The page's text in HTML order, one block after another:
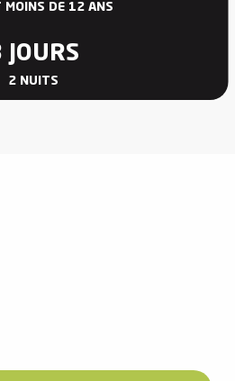
MOINS DE 12 ANS
JOURS
2 NUITS